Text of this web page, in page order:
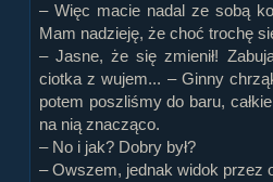
– Więc macie nadal ze sobą
Mam nadzieję, że choć trochę
– Jasne, że się zmienił!
ciotka z wujem... – Ginny
potem poszliśmy do baru,
na nią znacząco.
– No i jak? Dobry był?
– Owszem, jednak widok przez